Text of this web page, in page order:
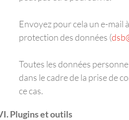
Envoyez pour cela un e-mail
protection des données (
Toutes les données
dans le cadre de la prise de
ce cas.
Plugins et outils